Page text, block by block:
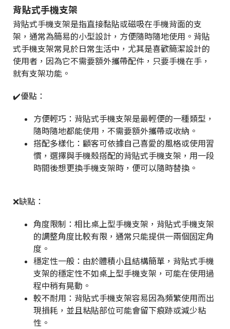
背貼式手機支架
背貼式手機支架是指直接黏貼或磁吸在手機背面的支
架，通常為簡易的小型設計，方便隨時隨地使用。背貼
式手機支架常見於日常生活中，尤其是喜歡簡潔設計的
使用者，因為它不需要額外攜帶配件，只要手機在手，
就有支架功能。
✔️優點：
方便輕巧：背貼式手機支架是最輕便的一種類型，
隨時隨地都能使用，不需要額外攜帶或收納。
搭配多樣化：顧客可依據自己喜愛的風格或使用習
慣，選擇與手機殼搭配的背貼式手機支架，用一段
時間後想更換手機支架時，便可以隨時替換。
❌缺點：
角度限制：相比桌上型手機支架，背貼式手機支架
的調整角度比較有限，通常只能提供一兩個固定角
度。
穩定性一般：由於體積小且結構簡單，背貼式手機
支架的穩定性不如桌上型手機支架，可能在使用過
程中稍有晃動。
較不耐用：背貼式手機支架容易因為頻繁使用而出
現損耗，並且粘貼部位可能會留下痕跡或減少粘
性。